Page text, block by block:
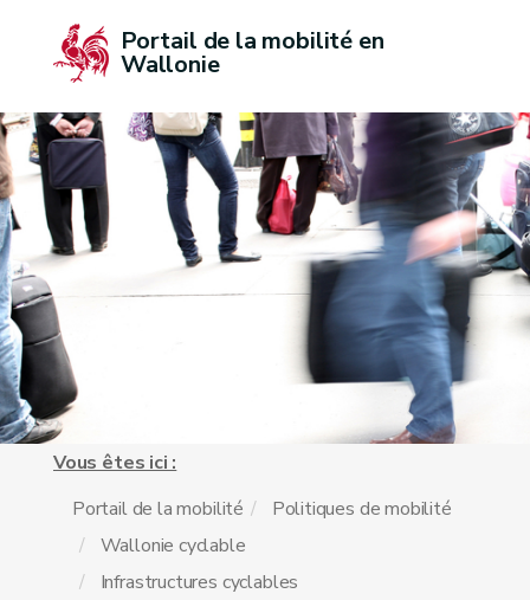
Portail de la mobilité en
Wallonie
Vous êtes ici :
Portail de la mobilité
Politiques de mobilité
Wallonie cyclable
Infrastructures cyclables